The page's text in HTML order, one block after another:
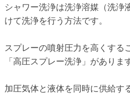
シャワー洗浄は洗浄溶媒（洗浄
けて洗浄を行う方法です。
スプレーの噴射圧力を高くする
「高圧スプレー洗浄」がありま
加圧気体と液体を同時に供給す